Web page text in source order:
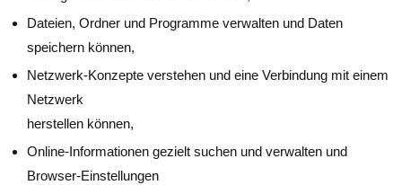
Dateien, Ordner und Programme verwalten und Daten
speichern können,
Netzwerk-Konzepte verstehen und eine Verbindung mit einem
Netzwerk
herstellen können,
Online-Informationen gezielt suchen und verwalten und
Browser-Einstellungen